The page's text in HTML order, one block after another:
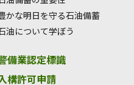
かな明日を守る石油備蓄
油について学ぼう
備業認定標識
構許可申請